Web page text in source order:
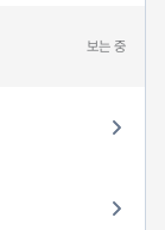
보는 중